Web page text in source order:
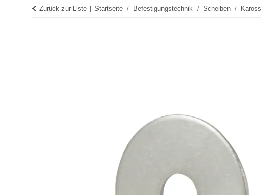
Zurück zur Liste Startseite Befestigungstechnik Scheiben